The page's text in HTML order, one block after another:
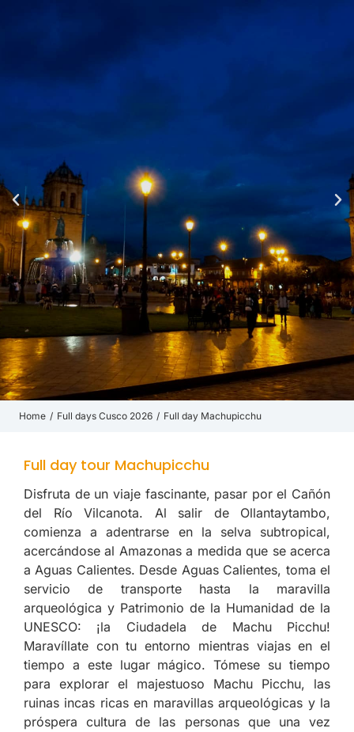
You are here:
Home Full days Cusco 2026 Full day Machupicchu
Full day tour Machupicchu
Disfruta de un viaje fascinante, pasar por el Cañón
del Río Vilcanota. Al salir de Ollantaytambo,
comienza a adentrarse en la selva subtropical,
acercándose al Amazonas a medida que se acerca
a Aguas Calientes. Desde Aguas Calientes, toma el
servicio de transporte hasta la maravilla
arqueológica y Patrimonio de la Humanidad de la
UNESCO: ¡la Ciudadela de Machu Picchu!
Maravíllate con tu entorno mientras viajas en el
tiempo a este lugar mágico. Tómese su tiempo
para explorar el majestuoso Machu Picchu, las
ruinas incas ricas en maravillas arqueológicas y la
próspera cultura de las personas que una vez